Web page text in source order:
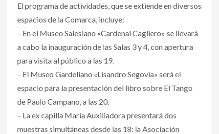
El programa de actividades, que se extiende en diversos
espacios de la Comarca, incluye:
– En el Museo Salesiano «Cardenal Cagliero» se llevará
a cabo la inauguración de las Salas 3 y 4, con apertura
para visita al público a las 19.
– El Museo Gardeliano «Lisandro Segovia» será el
espacio para la presentación del libro sobre El Tango
de Paulo Campano, a las 20.
– La ex capilla María Auxiliadora presentará dos
muestras simultáneas desde las 18: la Asociación